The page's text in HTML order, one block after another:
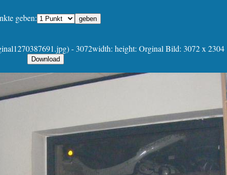
geben:
- 3072width: height: Orginal Bild: 3072 x 2304